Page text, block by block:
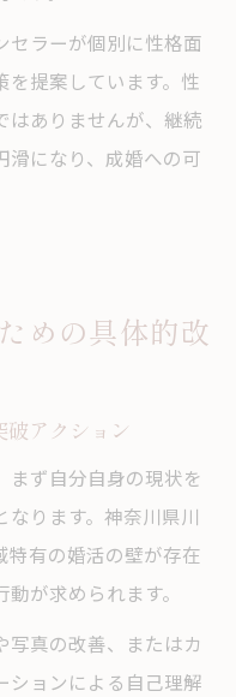
セラーが個別に性格面
を提案しています。性
はありませんが、継続
滑になり、成婚への可
めの具体的改
アクション
まず自分自身の現状を
ります。神奈川県川
特有の婚活の壁が存在
が求められます。
真の改善、またはカ
ションによる自己理解